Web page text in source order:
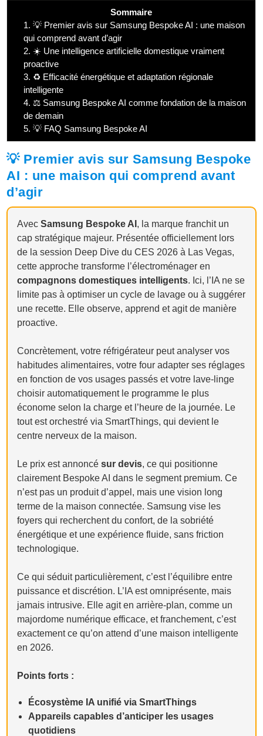
Sommaire
1. 💡 Premier avis sur Samsung Bespoke AI : une maison
qui comprend avant d’agir
2. ☀️ Une intelligence artificielle domestique vraiment
proactive
3. ♻️ Efficacité énergétique et adaptation régionale
intelligente
4. ⚖️ Samsung Bespoke AI comme fondation de la maison
de demain
5. 💡 FAQ Samsung Bespoke AI
💡 Premier avis sur Samsung Bespoke
AI : une maison qui comprend avant
d’agir
AvecSamsung Bespoke AI , la marque franchit un
cap stratégique majeur. Présentée officiellement lors
de la session Deep Dive du CES 2026 à Las Vegas,
cette approche transforme l’électroménager en
compagnons domestiques intelligents. Ici, l’IA ne se
limite pas à optimiser un cycle de lavage ou à suggérer
une recette. Elle observe, apprend et agit de manière
proactive.
Concrètement, votre réfrigérateur peut analyser vos
habitudes alimentaires, votre four adapter ses réglages
en fonction de vos usages passés et votre lave-linge
choisir automatiquement le programme le plus
économe selon la charge et l’heure de la journée. Le
tout est orchestré via SmartThings, qui devient le
centre nerveux de la maison.
Le prix est annoncésur devis, ce qui positionne
clairement Bespoke AI dans le segment premium. Ce
n’est pas un produit d’appel, mais une vision long
terme de la maison connectée. Samsung vise les
foyers qui recherchent du confort, de la sobriété
énergétique et une expérience fluide, sans friction
technologique.
Ce qui séduit particulièrement, c’est l’équilibre entre
puissance et discrétion. L’IA est omniprésente, mais
jamais intrusive. Elle agit en arrière-plan, comme un
majordome numérique efficace, et franchement, c’est
exactement ce qu’on attend d’une maison intelligente
en 2026.
Points forts :
Écosystème IA unifié via SmartThings
Appareils capables d’anticiper les usages
quotidiens